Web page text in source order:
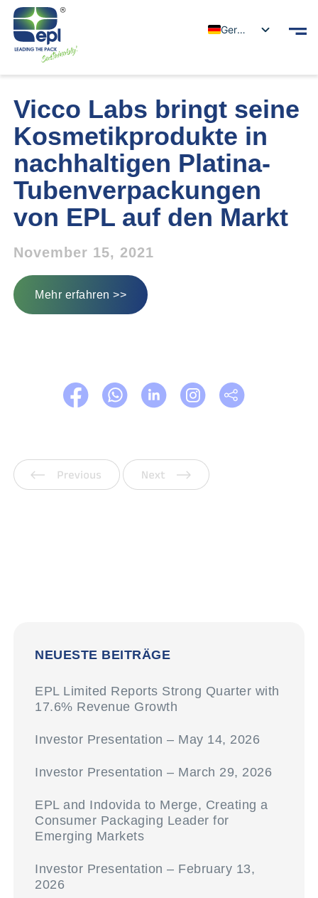
German
Vicco Labs bringt seine
Kosmetikprodukte in
nachhaltigen Platina-
Tubenverpackungen
von EPL auf den Markt
November 15, 2021
Mehr erfahren >>
Vorherige
NEUESTE BEITRÄGE
EPL Limited Reports Strong Quarter with
17.6% Revenue Growth
Investor Presentation – May 14, 2026
Investor Presentation – March 29, 2026
EPL and Indovida to Merge, Creating a
Consumer Packaging Leader for
Emerging Markets
Investor Presentation – February 13,
2026